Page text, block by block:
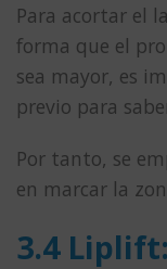
Para acortar el
forma que el
sea mayor, es
previo para
Por tanto, se
en marcar la
3.4